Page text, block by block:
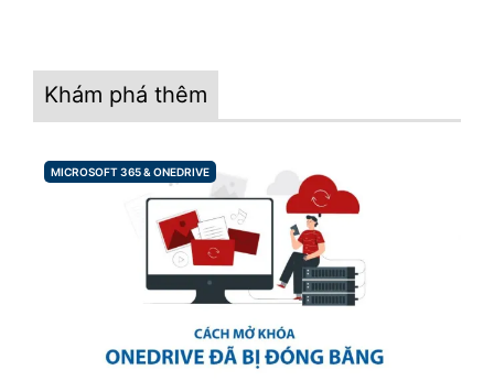
Khám phá thêm
CATEGORIES
MICROSOFT 365 & ONEDRIVE